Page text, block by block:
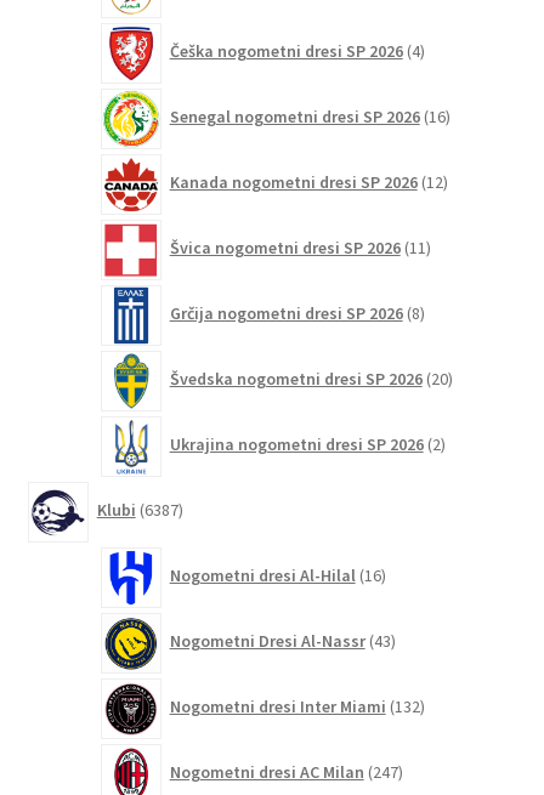
Češka nogometni dresi SP 2026 4izdelki
Senegal nogometni dresi SP 2026 16izdelkov
Kanada nogometni dresi SP 2026 12izdelkov
Švica nogometni dresi SP 2026 11izdelkov
Grčija nogometni dresi SP 2026 8izdelkov
Švedska nogometni dresi SP 2026 20izdelkov
Ukrajina nogometni dresi SP 2026 2izdelka
Klubi 6387izdelkov
Nogometni dresi Al-Hilal 16izdelkov
Nogometni Dresi Al-Nassr 43izdelkov
Nogometni dresi Inter Miami 132izdelkov
Nogometni dresi AC Milan 247izdelkov